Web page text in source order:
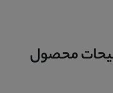
محصول